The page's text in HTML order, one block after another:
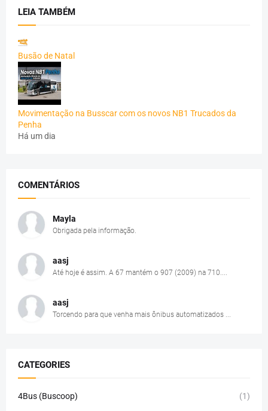
LEIA TAMBÉM
Busão de Natal
Movimentação na Busscar com os novos NB1 Trucados da
Penha
Há um dia
COMENTÁRIOS
Mayla
Obrigada pela informação.
aasj
Até hoje é assim. A 67 mantém o 907 (2009) na 710....
aasj
Torcendo para que venha mais ônibus automatizados ...
CATEGORIES
4Bus (Buscoop) (1)